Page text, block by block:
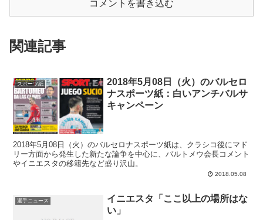
コメントを書き込む
関連記事
スポーツ紙
2018年5月08日（火）のバルセロ
ナスポーツ紙：白いアンチバルサ
キャンペーン
2018年5月08日（火）のバルセロナスポーツ紙は、クラシコ後にマド
リー方面から発生した新たな論争を中心に、バルトメウ会長コメント
やイニエスタの移籍先など盛り沢山。
2018.05.08
選手ニュース
イニエスタ「ここ以上の場所はな
い」